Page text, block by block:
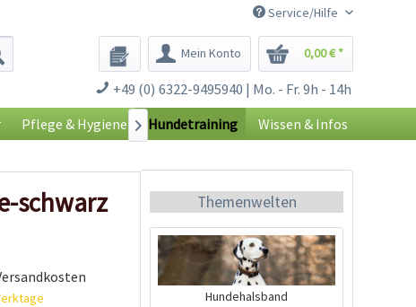
Service/Hilfe
Mein Konto 0,00 € *
+49 (0) 6322-9495940 | Mo. - Fr. 9h - 14h
Pflege & Hygiene Hundetraining Wissen & Infos

schwarz Themenwelten
Hundehalsband